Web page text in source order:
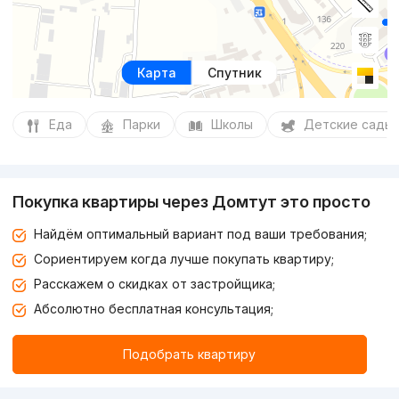
Карта Спутник
Еда Парки Школы Детские сады
Покупка квартиры через Домтут это просто
Найдём оптимальный вариант под ваши требования;
Сориентируем когда лучше покупать квартиру;
Расскажем о скидках от застройщика;
Абсолютно бесплатная консультация;
Подобрать квартиру